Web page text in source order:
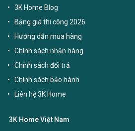
3K Home Blog
Bảng giá thi công 2026
Hướng dẫn mua hàng
Chính sách nhận hàng
Chính sách đổi trả
Chính sách bảo hành
Liên hệ 3K Home
3K Home Việt Nam